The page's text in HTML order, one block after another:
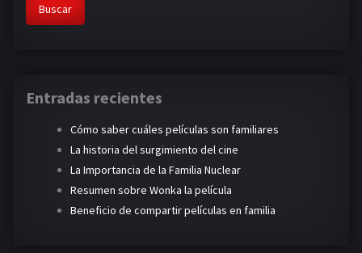
Buscar
Entradas recientes
Cómo saber cuáles películas son familiares
La historia del surgimiento del cine
La Importancia de la Familia Nuclear
Resumen sobre Wonka la película
Beneficio de compartir películas en familia